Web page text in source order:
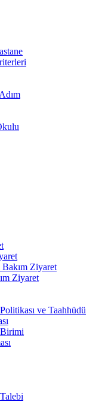
Ziyaret
Ziyaret
ve Taahhüdü
Birimi